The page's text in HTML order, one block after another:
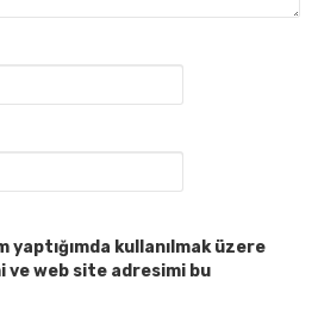
kullanılmak üzere
ve web site adresimi bu